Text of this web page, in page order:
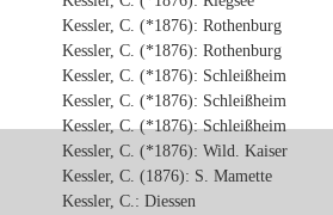
Kessler, C. (*1876): Rothenburg
Kessler, C. (*1876): Rothenburg
Kessler, C. (*1876): Schleißheim
Kessler, C. (*1876): Schleißheim
Kessler, C. (*1876): Schleißheim
Kessler, C. (*1876): Wild. Kaiser
Kessler, C. (1876): S. Mamette
Kessler, C.: Diessen